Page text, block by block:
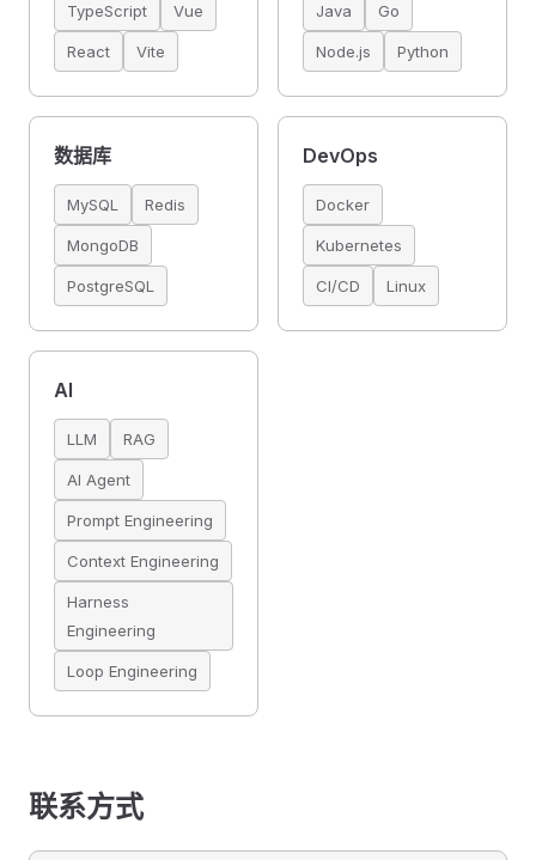
TypeScript Vue
React Vite
Java Go
Node.js Python
数据库
MySQL Redis
MongoDB
PostgreSQL
DevOps
Docker
Kubernetes
CI/CD Linux
AI
LLM RAG
AI Agent
Prompt Engineering
Context Engineering
Harness
Engineering
Loop Engineering
联系方式